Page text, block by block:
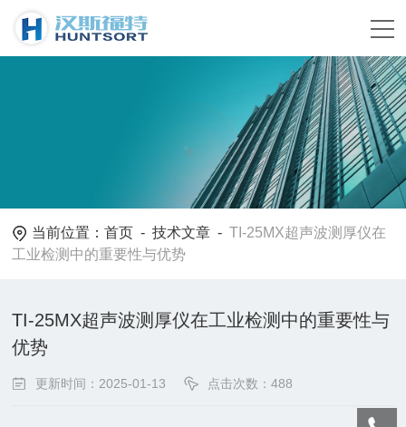
当前位置：首页 -技术文章 -TI-25MX超声波测厚仪在
工业检测中的重要性与优势
TI-25MX超声波测厚仪在工业检测中的重要性与
优势
更新时间：2025-01-13 点击次数：488